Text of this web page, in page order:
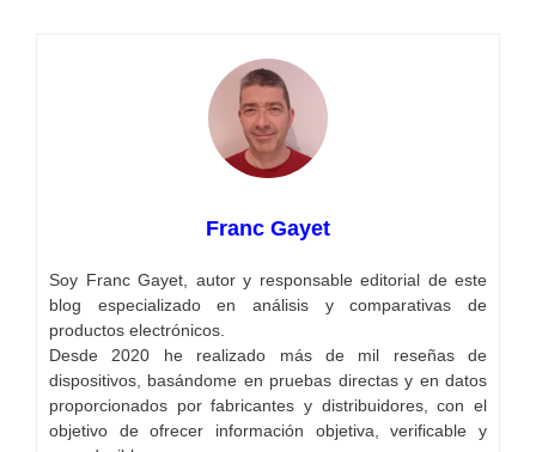
Franc Gayet
Soy Franc Gayet, autor y responsable editorial de este
blog especializado en análisis y comparativas de
productos electrónicos.
Desde 2020 he realizado más de mil reseñas de
dispositivos, basándome en pruebas directas y en datos
proporcionados por fabricantes y distribuidores, con el
objetivo de ofrecer información objetiva, verificable y